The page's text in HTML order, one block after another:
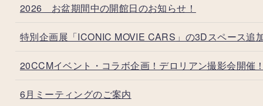
2026 お盆期間中の開館日のお知らせ！
特別企画展「ICONIC MOVIE CARS」の3Dスペース追
20CCMイベント・コラボ企画！デロリアン撮影会開催
6月ミーティングのご案内